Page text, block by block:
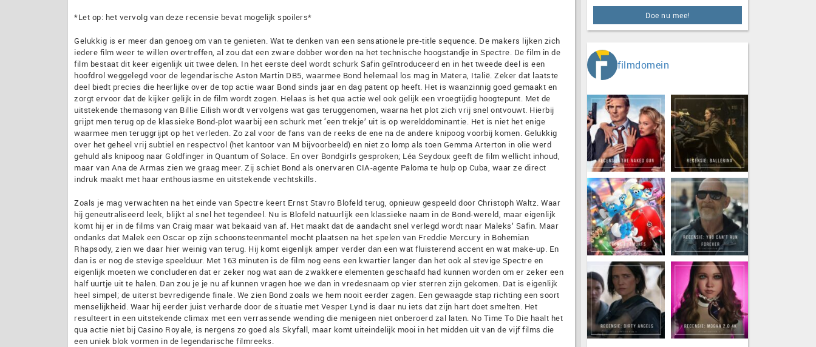
*Let op: het vervolg van deze recensie bevat mogelijk spoilers*
Gelukkig is er meer dan genoeg om van te genieten. Wat te denken van een sensationele pre-title sequence. De makers lijken zich
iedere film weer te willen overtreffen, al zou dat een zware dobber worden na het technische hoogstandje in Spectre. De film in de
film bestaat dit keer eigenlijk uit twee delen. In het eerste deel wordt schurk Safin geïntroduceerd en in het tweede deel is een
hoofdrol weggelegd voor de legendarische Aston Martin DB5, waarmee Bond helemaal los mag in Matera, Italië. Zeker dat laatste
deel biedt precies die heerlijke over de top actie waar Bond sinds jaar en dag patent op heeft. Het is waanzinnig goed gemaakt en
zorgt ervoor dat de kijker gelijk in de film wordt zogen. Helaas is het qua actie wel ook gelijk een vroegtijdig hoogtepunt. Met de
uitstekende themasong van Billie Eilish wordt vervolgens wat gas teruggenomen, waarna het plot zich vrij snel ontvouwt. Hierbij
grijpt men terug op de klassieke Bond-plot waarbij een schurk met ‘een trekje’ uit is op werelddominantie. Het is niet het enige
waarmee men teruggrijpt op het verleden. Zo zal voor de fans van de reeks de ene na de andere knipoog voorbij komen. Gelukkig
over het geheel vrij subtiel en respectvol (het kantoor van M bijvoorbeeld) en niet zo lomp als toen Gemma Arterton in olie werd
gehuld als knipoog naar Goldfinger in Quantum of Solace. En over Bondgirls gesproken; Léa Seydoux geeft de film wellicht inhoud,
maar van Ana de Armas zien we graag meer. Zij schiet Bond als onervaren CIA-agente Paloma te hulp op Cuba, waar ze direct
indruk maakt met haar enthousiasme en uitstekende vechtskills.
Zoals je mag verwachten na het einde van Spectre keert Ernst Stavro Blofeld terug, opnieuw gespeeld door Christoph Waltz. Waar
hij geneutraliseerd leek, blijkt al snel het tegendeel. Nu is Blofeld natuurlijk een klassieke naam in de Bond-wereld, maar eigenlijk
komt hij er in de films van Craig maar wat bekaaid van af. Het maakt dat de aandacht snel verlegd wordt naar Maleks’ Safin. Maar
ondanks dat Malek een Oscar op zijn schoonsteenmantel mocht plaatsen na het spelen van Freddie Mercury in Bohemian
Rhapsody, zien we daar hier weinig van terug. Hij komt eigenlijk amper verder dan een wat fluisterend accent en wat make-up. En
dan is er nog de stevige speelduur. Met 163 minuten is de film nog eens een kwartier langer dan het ook al stevige Spectre en
eigenlijk moeten we concluderen dat er zeker nog wat aan de zwakkere elementen geschaafd had kunnen worden om er zeker een
half uurtje uit te halen. Dan zou je je nu af kunnen vragen hoe we dan in vredesnaam op vier sterren zijn gekomen. Dat is eigenlijk
heel simpel; de uiterst bevredigende finale. We zien Bond zoals we hem nooit eerder zagen. Een gewaagde stap richting een soort
menselijkheid. Waar hij eerder juist verharde door de situatie met Vesper Lynd is daar nu iets dat zijn hart doet smelten. Het
resulteert in een uitstekende climax met een verrassende wending die menigeen niet onberoerd zal laten. No Time To Die haalt het
qua actie niet bij Casino Royale, is nergens zo goed als Skyfall, maar komt uiteindelijk mooi in het midden uit van de vijf films die
een uniek blok vormen in de legendarische filmreeks.
Doe nu mee!
filmdomein